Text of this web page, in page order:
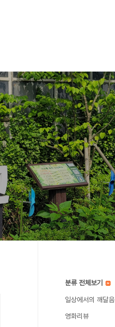
분류 전체보기
일상에서의 깨달음
영화리뷰